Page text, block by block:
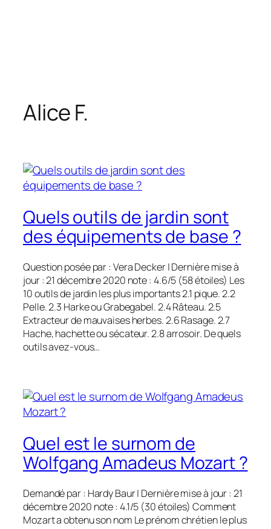
Alice F.
Quels outils de jardin sont
des équipements de base ?
Question posée par : Vera Decker | Dernière mise à
jour : 21 décembre 2020 note : 4.6/5 (58 étoiles) Les
10 outils de jardin les plus importants 2.1 pique. 2.2
Pelle. 2.3 Harke ou Grabegabel. 2.4 Râteau. 2.5
Extracteur de mauvaises herbes. 2.6 Rasage. 2.7
Hache, hachette ou sécateur. 2.8 arrosoir. De quels
outils avez-vous…
Quel est le surnom de
Wolfgang Amadeus Mozart ?
Demandé par : Hardy Baur | Dernière mise à jour : 21
décembre 2020 note : 4.1/5 (30 étoiles) Comment
Mozart a obtenu son nom Le prénom chrétien le plus